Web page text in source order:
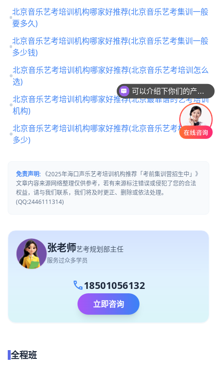
北京音乐艺考培训机构哪家好推荐(北京音乐艺考集训一般
要多久)
北京音乐艺考培训机构哪家好推荐(北京音乐艺考集训一般
多少钱)
北京音乐艺考培训机构哪家好推荐(北京音乐艺考培训怎么
选)
北京音乐艺考培训机构哪家好推荐(北京最靠谱的艺考培训
机构)
北京音乐艺考培训机构哪家好推荐(北京音乐艺考机构收费
多少)
免责声明: 《2025年海口声乐艺考培训机构推荐「考前集训营招生中」》
文章内容来源网络整理仅供参考，若有来源标注错误或侵犯了您的合法
权益，请与我们联系，我们将及时更正、删除或依法处理。
(QQ:2446111314)
张老师艺考规划部主任
服务过众多学员
call18501056132
立即咨询
全程班
可以介绍下你们的产品么
你们是怎么收费的呢